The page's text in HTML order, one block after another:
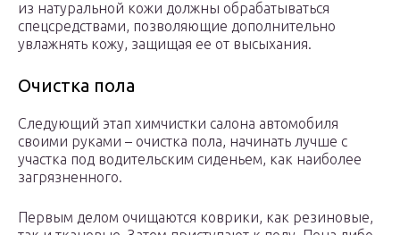
из натуральной кожи должны обрабатываться
спецсредствами, позволяющие дополнительно
увлажнять кожу, защищая ее от высыхания.
Очистка пола
Следующий этап химчистки салона автомобиля
своими руками – очистка пола, начинать лучше с
участка под водительским сиденьем, как наиболее
загрязненного.
Первым делом очищаются коврики, как резиновые,